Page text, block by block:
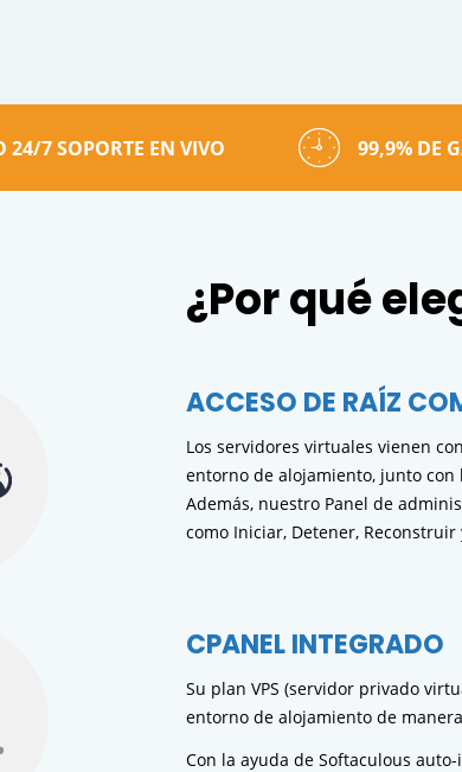
24/7 SOPORTE EN VIVO 99,9% DE
¿Por qué
ACCESO DE RAÍZ
Los servidores virtuales vienen
entorno de alojamiento, junto
Además, nuestro Panel de
como Iniciar, Detener, Reconstruir
CPANEL INTEGRADO
Su plan VPS (servidor privado
entorno de alojamiento de
Con la ayuda de Softaculous